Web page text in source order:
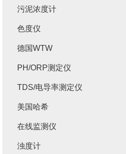
污泥浓度计
色度仪
德国WTW
PH/ORP测定仪
TDS/电导率测定仪
美国哈希
在线监测仪
浊度计